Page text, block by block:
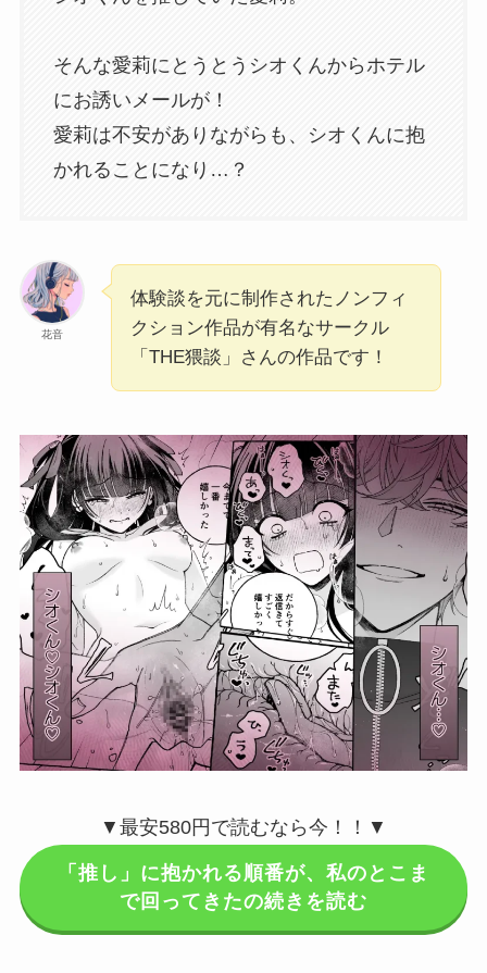
そんな愛莉にとうとうシオくんからホテル
にお誘いメールが！
愛莉は不安がありながらも、シオくんに抱
かれることになり…？
花音
体験談を元に制作されたノンフィ
クション作品が有名なサークル
「THE猥談」さんの作品です！
▼最安580円で読むなら今！！▼
「推し」に抱かれる順番が、私のとこま
で回ってきたの続きを読む